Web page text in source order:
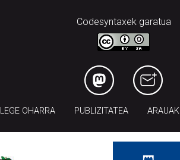
Codesyntaxek garatua
LEGE OHARRA PUBLIZITATEA ARAUAK